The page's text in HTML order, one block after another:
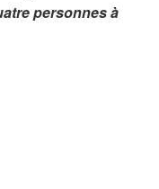
personnes à